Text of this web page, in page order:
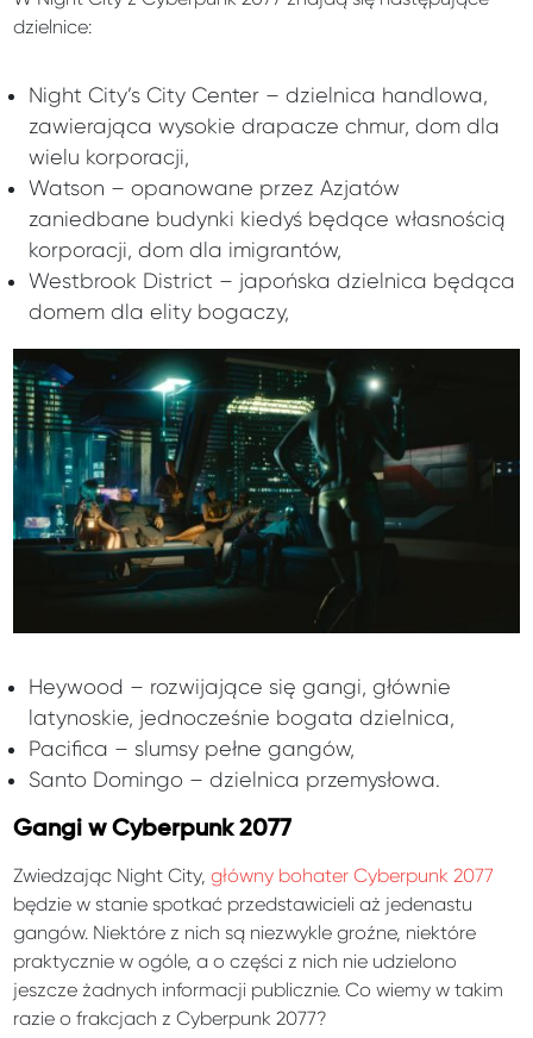
dzielnice:
Night City’s City Center – dzielnica handlowa,
zawierająca wysokie drapacze chmur, dom dla
wielu korporacji,
Watson – opanowane przez Azjatów
zaniedbane budynki kiedyś będące własnością
korporacji, dom dla imigrantów,
Westbrook District – japońska dzielnica będąca
domem dla elity bogaczy,
Heywood – rozwijające się gangi, głównie
latynoskie, jednocześnie bogata dzielnica,
Pacifica – slumsy pełne gangów,
Santo Domingo – dzielnica przemysłowa.
Gangi w Cyberpunk 2077
Zwiedzając Night City,główny bohater Cyberpunk 2077
będzie w stanie spotkać przedstawicieli aż jedenastu
gangów. Niektóre z nich są niezwykle groźne, niektóre
praktycznie w ogóle, a o części z nich nie udzielono
jeszcze żadnych informacji publicznie. Co wiemy w takim
razie o frakcjach z Cyberpunk 2077?